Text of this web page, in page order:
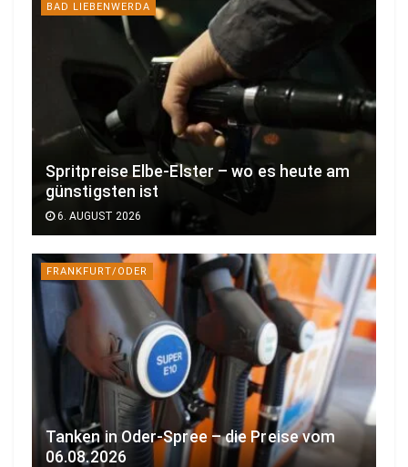
BAD LIEBENWERDA
Spritpreise Elbe-Elster – wo es heute am
günstigsten ist
6. AUGUST 2026
FRANKFURT/ODER
Tanken in Oder-Spree – die Preise vom
06.08.2026